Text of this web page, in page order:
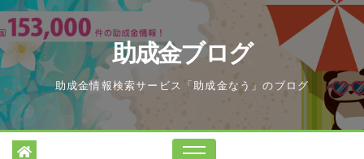
Skip
to
content
助成金ブログ
助成金情報検索サービス「助成金なう」のブログ